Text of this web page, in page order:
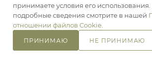
В
принимаете условия его
подробные сведения смотрите в нашей
отношении файлов Cookie
ПРИНИМАЮ НЕ ПРИНИМАЮ